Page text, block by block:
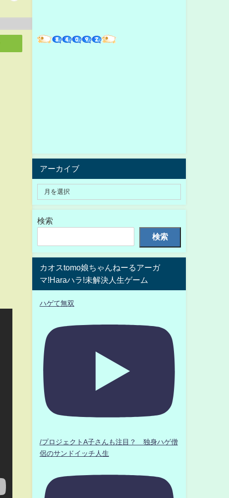
アーカイブ
検索
検索
カオスtomo娘ちゃんねーるアーガ
マ!Haraハラ!未解決人生ゲーム
ハゲて無双
/プロジェクトA子さんも注目？ 独身ハゲ僧
侶のサンドイッチ人生